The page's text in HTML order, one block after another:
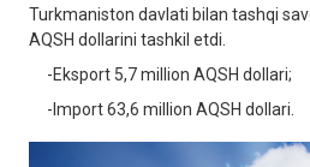
Turkmaniston davlati bilan tashqi
AQSH dollarini tashkil etdi.
-Eksport 5,7 million AQSH dollari;
-Import 63,6 million AQSH dollari.